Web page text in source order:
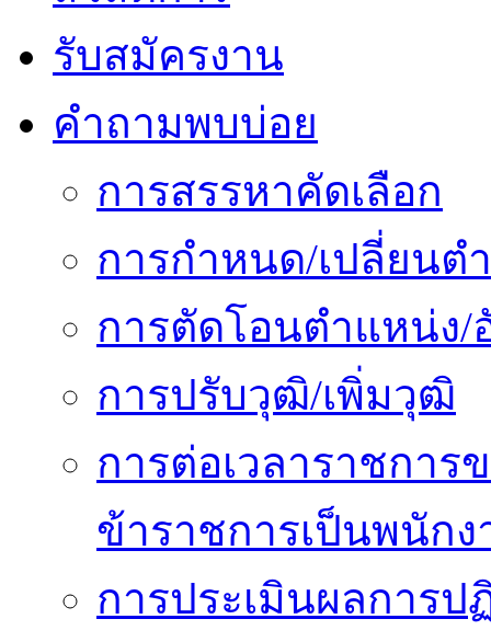
รับสมัครงาน
คำถามพบบ่อย
การสรรหาคัดเลือก
การกำหนด/เปลี่ยนต
การตัดโอนตำแหน่ง/
การปรับวุฒิ/เพิ่มวุฒิ
การต่อเวลาราชการ
ข้าราชการเป็นพนักง
การประเมินผลการป